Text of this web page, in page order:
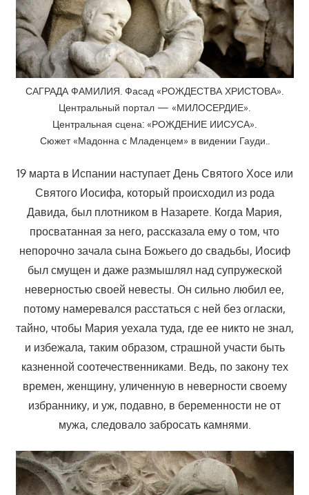
САГРАДА ФАМИЛИЯ. Фасад «РОЖДЕСТВА ХРИСТОВА».
Центральный портал — «МИЛОСЕРДИЕ».
Центральная сцена: «РОЖДЕНИЕ ИИСУСА».
Сюжет «Мадонна с Младенцем» в видении Гауди..
19 марта в Испании наступает День Святого Хосе или
Святого Иосифа, который происходил из рода
Давида, был плотником в Назарете. Когда Мария,
просватанная за него, рассказала ему о том, что
непорочно зачала сына Божьего до свадьбы, Иосиф
был смущен и даже размышлял над супружеской
неверностью своей невесты. Он сильно любил ее,
потому намеревался расстаться с ней без огласки,
тайно, чтобы Мария уехала туда, где ее никто не знал,
и избежала, таким образом, страшной участи быть
казненной соотечественниками. Ведь, по закону тех
времен, женщину, уличенную в неверности своему
избраннику, и уж, подавно, в беременности не от
мужа, следовало забросать камнями.